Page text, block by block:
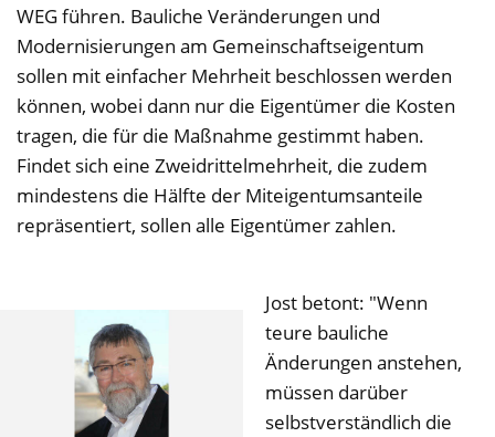
WEG führen. Bauliche Veränderungen und
Modernisierungen am Gemeinschaftseigentum
sollen mit einfacher Mehrheit beschlossen werden
können, wobei dann nur die Eigentümer die Kosten
tragen, die für die Maßnahme gestimmt haben.
Findet sich eine Zweidrittelmehrheit, die zudem
mindestens die Hälfte der Miteigentumsanteile
repräsentiert, sollen alle Eigentümer zahlen.
Jost betont: "Wenn
teure bauliche
Änderungen anstehen,
müssen darüber
selbstverständlich die